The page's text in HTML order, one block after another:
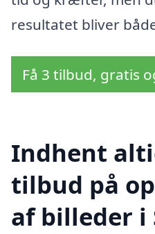
resultatet bliver
Få 3 tilbud, gratis
Indhent
tilbud på
af billeder i